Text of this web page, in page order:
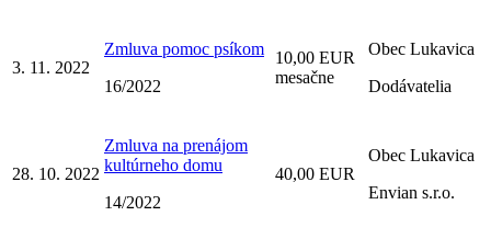
3. 11. 2022
Zmluva pomoc psíkom
16/2022
10,00 EUR
mesačne
Obec Lukavica
Dodávatelia
28. 10. 2022
Zmluva na prenájom
kultúrneho domu
14/2022
40,00 EUR
Obec Lukavica
Envian s.r.o.